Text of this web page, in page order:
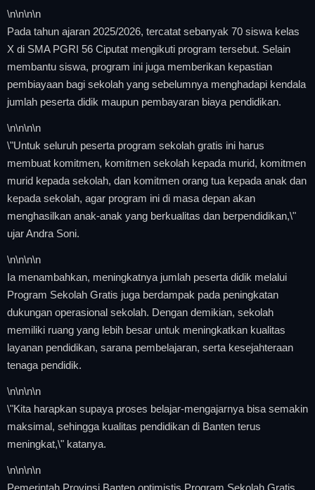
\n\n\n\n
Pada tahun ajaran 2025/2026, tercatat sebanyak 70 siswa kelas
X di SMA PGRI 56 Ciputat mengikuti program tersebut. Selain
membantu siswa, program ini juga memberikan kepastian
pembiayaan bagi sekolah yang sebelumnya menghadapi kendala
jumlah peserta didik maupun pembayaran biaya pendidikan.
\n\n\n\n
\"Untuk seluruh peserta program sekolah gratis ini harus
membuat komitmen, komitmen sekolah kepada murid, komitmen
murid kepada sekolah, dan komitmen orang tua kepada anak dan
kepada sekolah, agar program ini di masa depan akan
menghasilkan anak-anak yang berkualitas dan berpendidikan,\"
ujar Andra Soni.
\n\n\n\n
Ia menambahkan, meningkatnya jumlah peserta didik melalui
Program Sekolah Gratis juga berdampak pada peningkatan
dukungan operasional sekolah. Dengan demikian, sekolah
memiliki ruang yang lebih besar untuk meningkatkan kualitas
layanan pendidikan, sarana pembelajaran, serta kesejahteraan
tenaga pendidik.
\n\n\n\n
\"Kita harapkan supaya proses belajar-mengajarnya bisa semakin
maksimal, sehingga kualitas pendidikan di Banten terus
meningkat,\" katanya.
\n\n\n\n
Pemerintah Provinsi Banten optimistis Program Sekolah Gratis